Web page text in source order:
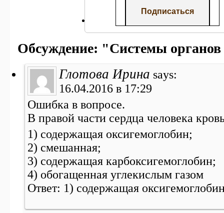
Обсуждение: "Системы органов
Глотова Ирина says:
16.04.2016 в 17:29
Ошибка в вопросе.
В правой части сердца человека
1) содержащая оксигемоглобин;
2) смешанная;
3) содержащая карбоксигемоглобин;
4) обогащенная углекислым газом
Ответ: 1) содержащая